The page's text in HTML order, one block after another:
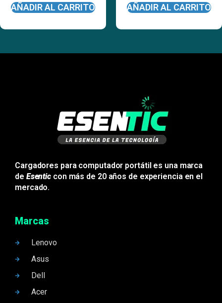
AÑADIR AL CARRITO AÑADIR AL CARRITO
Cargadores para computador portátil es una marca
de Esentic con más de 20 años de experiencia en el
mercado.
Marcas
Lenovo
Asus
Dell
Acer